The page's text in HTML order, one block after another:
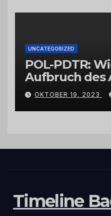
UNCATEGORIZED
POL-PDTR:
Aufbruch des
Hermeskeil
OKTOBER 19, 2023
Timeline